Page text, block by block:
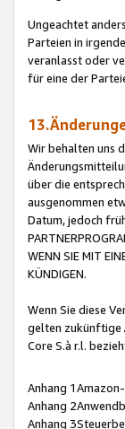
Ungeachtet
Parteien in
veranlasst oder
für eine der
Wir behalten uns
über die
ausgenommen
Datum, jedoch
WENN SIE MIT
KÜNDIGEN.
Wenn Sie diese
gelten zukünftige
Core S.à r.l.
Anhang
Anhang
Anhang